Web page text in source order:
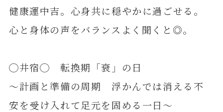
健康運中吉。心身共に穏やかに過ごせる。
心と身体の声をバランスよく聞くと◎。
◯井宿◯ 転換期「衰」の日
～計画と準備の周期 浮かんでは消える不
安を受け入れて足元を固める一日～